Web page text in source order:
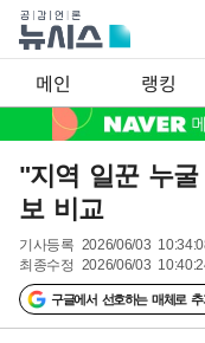
메인 랭킹
"지역 일꾼 누
보 비교
기사등록 2026/06/03
최종수정 2026/06/03
구글에서 선호하는 매체로 추